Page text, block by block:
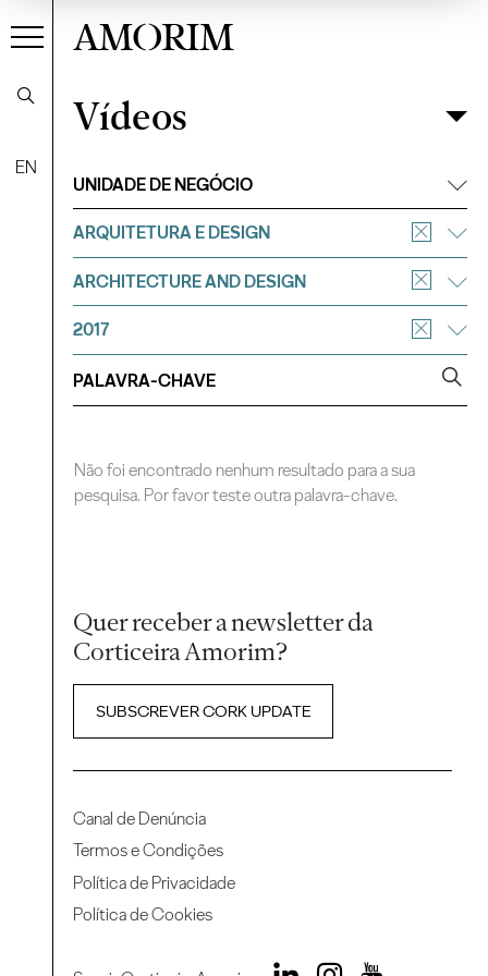
EN
AMORIM
VídeosFiltrar
Vídeos
UNIDADE DE NEGÓCIO
ARQUITETURA E DESIGN
ARCHITECTURE AND DESIGN
2017
Não foi encontrado nenhum resultado para a sua
pesquisa. Por favor teste outra palavra-chave.
Quer receber a newsletter da
Corticeira Amorim?
SUBSCREVER CORK UPDATE
Canal de Denúncia
Termos e Condições
Política de Privacidade
Política de Cookies